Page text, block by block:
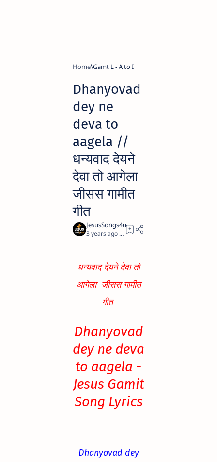
Home Gamt L - A to I
Dhanyovad
dey ne
deva to
aagela //
धन्यवाद देयने
देवा तो आगेला
जीसस गामीत
गीत
3 years ago 0
धन्यवाद देयने देवा तो
आगेला जीसस गामीत
गीत
Dhanyovad
dey ne deva
to aagela -
Jesus Gamit
Song Lyrics
Dhanyovad dey